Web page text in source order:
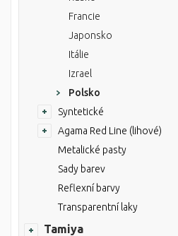
Francie
Japonsko
Itálie
Izrael
Polsko
Syntetické
Agama Red Line (lihové)
Metalické pasty
Sady barev
Reflexní barvy
Transparentní laky
Tamiya